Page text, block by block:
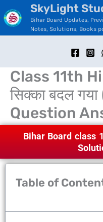
Skip
to
content
SkyLight
Bihar Board Updates,
Notes, Solutions, Books
Class 11th
सिक्का बदल गया
Question
Bihar Board class
Table of
C
a
g
o
r
s